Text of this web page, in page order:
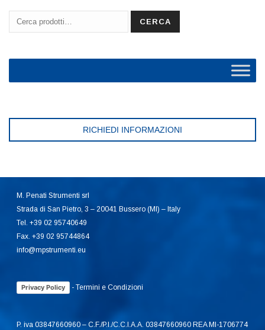
Cerca:
CERCA
RICHIEDI INFORMAZIONI
M. Penati Strumenti srl
Strada di San Pietro, 3 – 20041 Bussero (MI) – Italy
Tel. +39 02 95740649
Fax. +39 02 95744864
info@mpstrumenti.eu
Privacy Policy -Termini e Condizioni
P. iva 03847660960 – C.F./P.I./C.C.I.A.A. 03847660960 REA MI-1706774